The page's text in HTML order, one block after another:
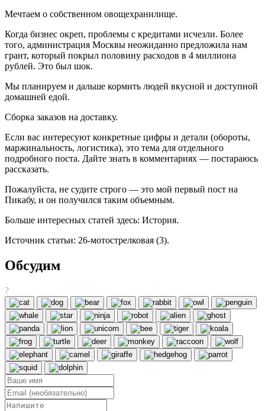
Мечтаем о собственном овощехранилище.
Когда бизнес окреп, проблемы с кредитами исчезли. Более
того, администрация Москвы неожиданно предложила нам
грант, который покрыл половину расходов в 4 миллиона
рублей. Это был шок.
Мы планируем и дальше кормить людей вкусной и доступной
домашней едой.
Сборка заказов на доставку.
Если вас интересуют конкретные цифры и детали (обороты,
маржинальность, логистика), это тема для отдельного
подробного поста. Дайте знать в комментариях — постараюсь
рассказать.
Пожалуйста, не судите строго — это мой первый пост на
Пикабу, и он получился таким объемным.
Больше интересных статей здесь: История.
Источник статьи: 26-мотострелковая (3).
Обсудим
?